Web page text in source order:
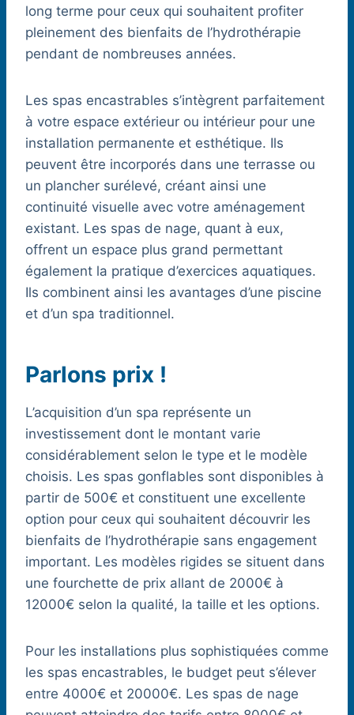
long terme pour ceux qui souhaitent profiter
pleinement des bienfaits de l’hydrothérapie
pendant de nombreuses années.
Les spas encastrables s’intègrent parfaitement
à votre espace extérieur ou intérieur pour une
installation permanente et esthétique. Ils
peuvent être incorporés dans une terrasse ou
un plancher surélevé, créant ainsi une
continuité visuelle avec votre aménagement
existant. Les spas de nage, quant à eux,
offrent un espace plus grand permettant
également la pratique d’exercices aquatiques.
Ils combinent ainsi les avantages d’une piscine
et d’un spa traditionnel.
Parlons prix !
L’acquisition d’un spa représente un
investissement dont le montant varie
considérablement selon le type et le modèle
choisis. Les spas gonflables sont disponibles à
partir de 500€ et constituent une excellente
option pour ceux qui souhaitent découvrir les
bienfaits de l’hydrothérapie sans engagement
important. Les modèles rigides se situent dans
une fourchette de prix allant de 2000€ à
12000€ selon la qualité, la taille et les options.
Pour les installations plus sophistiquées comme
les spas encastrables, le budget peut s’élever
entre 4000€ et 20000€. Les spas de nage